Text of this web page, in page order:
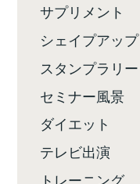
サプリメント
シェイプアップ
スタンプラリー
セミナー風景
ダイエット
テレビ出演
トレーニング